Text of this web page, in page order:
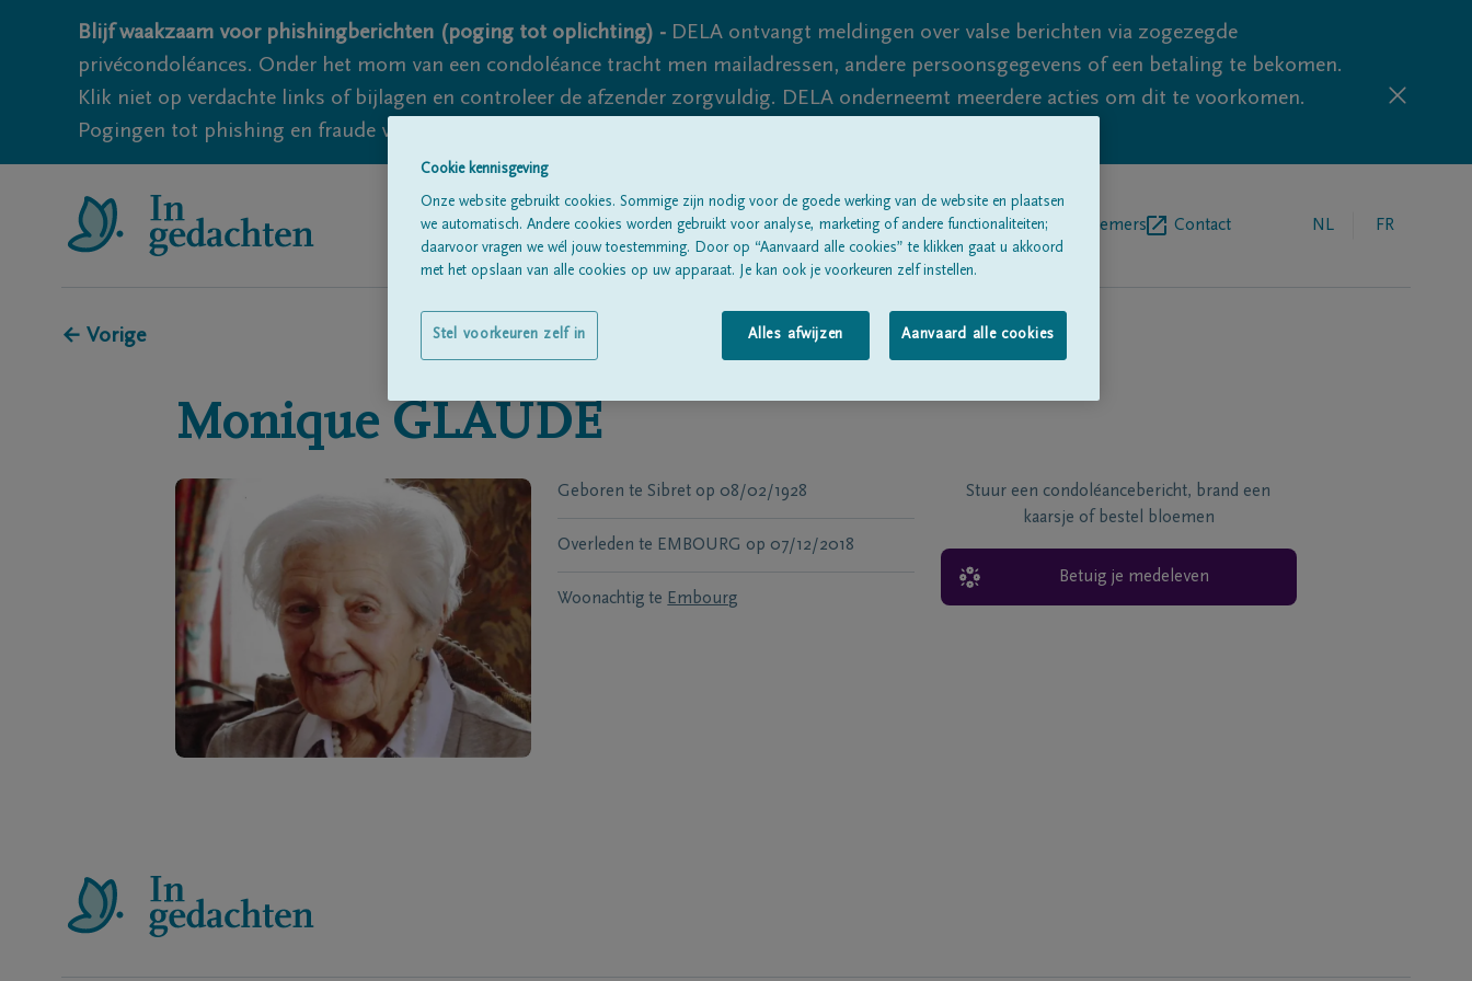
Blijf waakzaam voor phishingberichten (poging tot oplichting) - DELA ontvangt meldingen over valse berichten via zogezegde
privécondoléances. Onder het mom van een condoléance tracht men mailadressen, andere persoonsgegevens of een betaling te bekomen.
Klik niet op verdachte links of bijlagen en controleer de afzender zorgvuldig. DELA onderneemt meerdere acties om dit te voorkomen.
Pogingen tot phishing en fraude vallen echter nooit volledig uit te sluiten, dus blijf waakzaam.
Alle rouwberichten Over onsBegrafenisondernemers Contact NL FR
← Vorige
Monique GLAUDE
Geboren te Sibret op 08/02/1928
Overleden te EMBOURG op 07/12/2018
Woonachtig te Embourg
Stuur een condoléancebericht, brand een
kaarsje of bestel bloemen
Betuig je medeleven
Cookie kennisgeving
Onze website gebruikt cookies. Sommige zijn nodig voor de goede werking van de website en plaatsen
we automatisch. Andere cookies worden gebruikt voor analyse, marketing of andere functionaliteiten;
daarvoor vragen we wél jouw toestemming. Door op “Aanvaard alle cookies” te klikken gaat u akkoord
met het opslaan van alle cookies op uw apparaat. Je kan ook je voorkeuren zelf instellen.
Alles afwijzen Aanvaard alle cookies
Stel voorkeuren zelf in